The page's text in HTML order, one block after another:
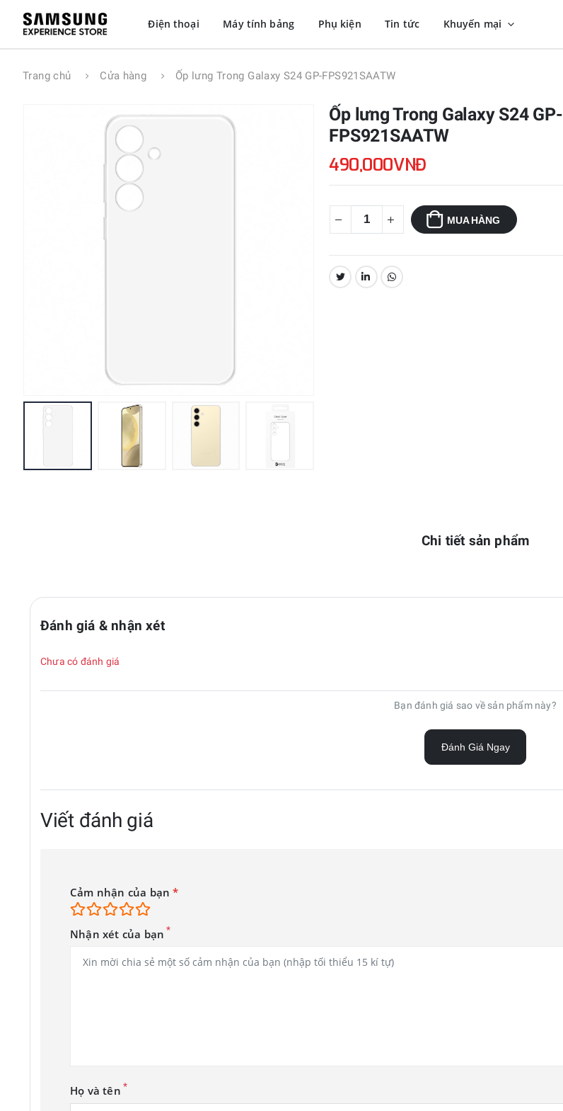
Điện thoại Máy tính bảng Phụ kiện Tin tức Khuyến mại
Trang chủ Cửa hàng Ốp lưng Trong Galaxy S24 GP-FPS921SAATW
Ốp lưng Trong Galaxy S24 GP-
FPS921SAATW
490,000VNĐ
MUA HÀNG
CHIA SẺ:
Chi tiết sản phẩm
Đánh giá & nhận xét
Chưa có đánh giá
Bạn đánh giá sao về sản phẩm này?
Đánh Giá Ngay
Viết đánh giá
Cảm nhận của bạn*
Nhận xét của bạn *
Họ và tên *